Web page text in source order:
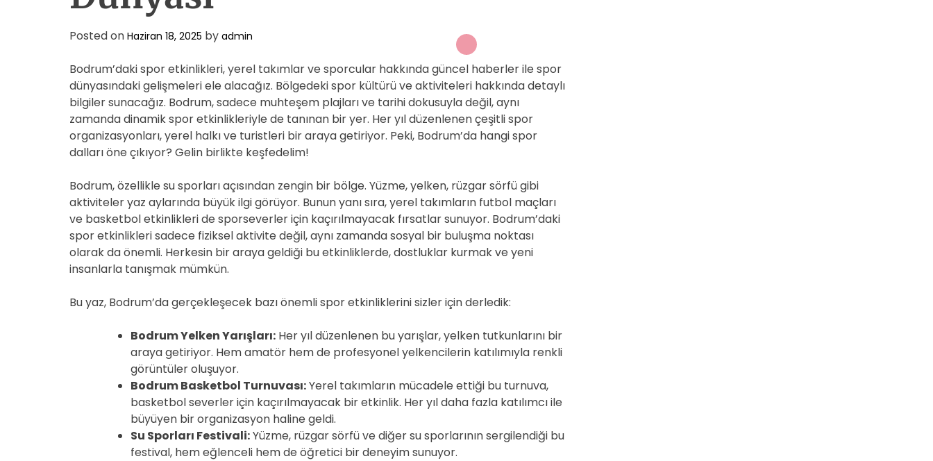
Posted on Haziran 18, 2025 by admin
Bodrum’daki spor etkinlikleri, yerel takımlar ve sporcular hakkında güncel haberler ile spor
dünyasındaki gelişmeleri ele alacağız. Bölgedeki spor kültürü ve aktiviteleri hakkında detaylı
bilgiler sunacağız. Bodrum, sadece muhteşem plajları ve tarihi dokusuyla değil, aynı
zamanda dinamik spor etkinlikleriyle de tanınan bir yer. Her yıl düzenlenen çeşitli spor
organizasyonları, yerel halkı ve turistleri bir araya getiriyor. Peki, Bodrum’da hangi spor
dalları öne çıkıyor? Gelin birlikte keşfedelim!
Bodrum, özellikle su sporları açısından zengin bir bölge. Yüzme, yelken, rüzgar sörfü gibi
aktiviteler yaz aylarında büyük ilgi görüyor. Bunun yanı sıra, yerel takımların futbol maçları
ve basketbol etkinlikleri de sporseverler için kaçırılmayacak fırsatlar sunuyor. Bodrum’daki
spor etkinlikleri sadece fiziksel aktivite değil, aynı zamanda sosyal bir buluşma noktası
olarak da önemli. Herkesin bir araya geldiği bu etkinliklerde, dostluklar kurmak ve yeni
insanlarla tanışmak mümkün.
Bu yaz, Bodrum’da gerçekleşecek bazı önemli spor etkinliklerini sizler için derledik:
Bodrum Yelken Yarışları: Her yıl düzenlenen bu yarışlar, yelken tutkunlarını bir
araya getiriyor. Hem amatör hem de profesyonel yelkencilerin katılımıyla renkli
görüntüler oluşuyor.
Bodrum Basketbol Turnuvası:Yerel takımların mücadele ettiği bu turnuva,
basketbol severler için kaçırılmayacak bir etkinlik. Her yıl daha fazla katılımcı ile
büyüyen bir organizasyon haline geldi.
Su Sporları Festivali:Yüzme, rüzgar sörfü ve diğer su sporlarının sergilendiği bu
festival, hem eğlenceli hem de öğretici bir deneyim sunuyor.